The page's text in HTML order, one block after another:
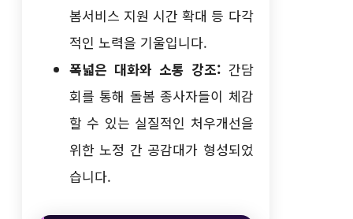
봄서비스 지원 시간 확대 등 다각
적인 노력을 기울입니다.
폭넓은 대화와 소통 강조: 간담
회를 통해 돌봄 종사자들이 체감
할 수 있는 실질적인 처우개선을
위한 노정 간 공감대가 형성되었
습니다.